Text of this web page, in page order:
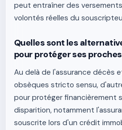
peut entraîner des
volontés réelles du
Quelles sont les
pour protéger ses
Au delà de l'assurance décès
obsèques stricto sensu,
pour protéger financièrement
disparition, notamment
souscrite lors d'un crédit